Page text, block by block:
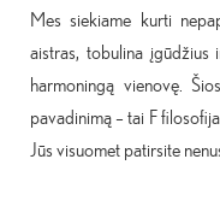
Mes siekiame kurti
aistras, tobulina
harmoningą vienovę.
pavadinimą – tai F
Jūs visuomet patirsite